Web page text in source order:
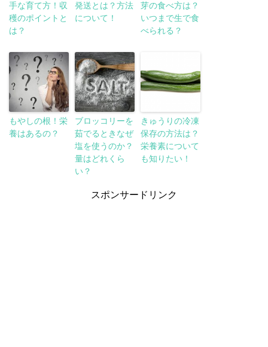
手な育て方！収
穫のポイントと
は？
発送とは？方法
について！
芽の食べ方は？
いつまで生で食
べられる？
もやしの根！栄
養はあるの？
ブロッコリーを
茹でるときなぜ
塩を使うのか？
量はどれくら
い？
きゅうりの冷凍
保存の方法は？
栄養素について
も知りたい！
スポンサードリンク